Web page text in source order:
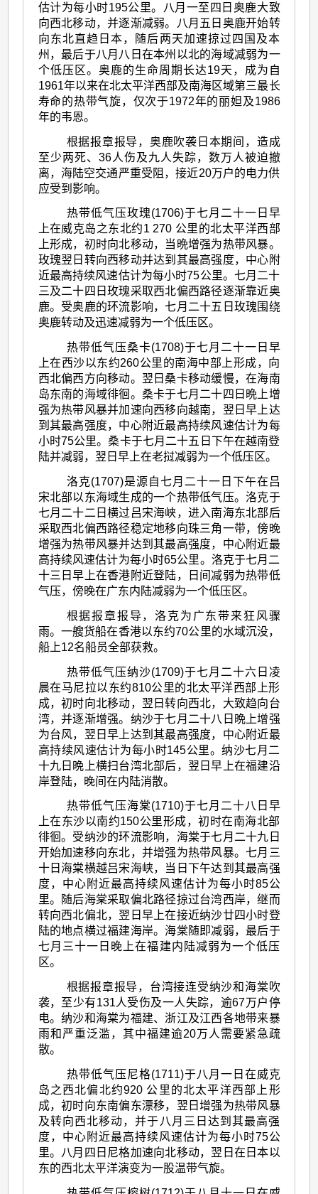
估计为每小时195公里。八月一至四日奥鹿大致
向西北移动，并逐渐减弱。八月五日奥鹿开始转
向东北直趋日本，随后两天加速掠过四国及本
州，最后于八月八日在本州以北的海域减弱为一
个低压区。奥鹿的生命周期长达19天，成为自
1961年以来在北太平洋西部及南海区域第三最长
寿命的热带气旋，仅次于1972年的丽妲及1986
年的韦恩。
根据报章报导，奥鹿吹袭日本期间，造成
至少两死、36人伤及九人失踪，数万人被迫撤
离，海陆空交通严重受阻，接近20万户的电力供
应受到影响。
热带低气压玫瑰(1706)于七月二十一日早
上在威克岛之东北约1 270 公里的北太平洋西部
上形成，初时向北移动，当晩增强为热带风暴。
玫瑰翌日转向西移动并达到其最高强度，中心附
近最高持续风速估计为每小时75公里。七月二十
三及二十四日玫瑰采取西北偏西路径逐渐靠近奥
鹿。受奥鹿的环流影响，七月二十五日玫瑰围绕
奥鹿转动及迅速减弱为一个低压区。
热带低气压桑卡(1708)于七月二十一日早
上在西沙以东约260公里的南海中部上形成，向
西北偏西方向移动。翌日桑卡移动缓慢，在海南
岛东南的海域徘徊。桑卡于七月二十四日晩上增
强为热带风暴并加速向西移向越南，翌日早上达
到其最高强度，中心附近最高持续风速估计为每
小时75公里。桑卡于七月二十五日下午在越南登
陆并减弱，翌日早上在老挝减弱为一个低压区。
洛克(1707)是源自七月二十一日下午在吕
宋北部以东海域生成的一个热带低气压。洛克于
七月二十二日横过吕宋海峡，进入南海东北部后
采取西北偏西路径稳定地移向珠三角一带，傍晚
增强为热带风暴并达到其最高强度，中心附近最
高持续风速估计为每小时65公里。洛克于七月二
十三日早上在香港附近登陆，日间减弱为热带低
气压，傍晚在广东内陆减弱为一个低压区。
根据报章报导，洛克为广东带来狂风骤
雨。一艘货船在香港以东约70公里的水域沉没，
船上12名船员全部获救。
热带低气压纳沙(1709)于七月二十六日凌
晨在马尼拉以东约810公里的北太平洋西部上形
成，初时向北移动，翌日转向西北，大致趋向台
湾，并逐渐增强。纳沙于七月二十八日晩上增强
为台风，翌日早上达到其最高强度，中心附近最
高持续风速估计为每小时145公里。纳沙七月二
十九日晩上横扫台湾北部后，翌日早上在福建沿
岸登陆，晚间在内陆消散。
热带低气压海棠(1710)于七月二十八日早
上在东沙以南约150公里形成，初时在南海北部
徘徊。受纳沙的环流影响，海棠于七月二十九日
开始加速移向东北，并增强为热带风暴。七月三
十日海棠横越吕宋海峡，当日下午达到其最高强
度，中心附近最高持续风速估计为每小时85公
里。随后海棠采取偏北路径掠过台湾西岸，继而
转向西北偏北，翌日早上在接近纳沙廿四小时登
陆的地点横过福建海岸。海棠随即减弱，最后于
七月三十一日晚上在福建内陆减弱为一个低压
区。
根据报章报导，台湾接连受纳沙和海棠吹
袭，至少有131人受伤及一人失踪，逾67万户停
电。纳沙和海棠为福建、浙江及江西各地带来暴
雨和严重泛滥，其中福建逾20万人需要紧急疏
散。
热带低气压尼格(1711)于八月一日在威克
岛之西北偏北约920 公里的北太平洋西部上形
成，初时向东南偏东漂移，翌日增强为热带风暴
及转向西北移动，并于八月三日达到其最高强
度，中心附近最高持续风速估计为每小时75公
里。八月四日尼格加速向北移动，翌日在日本以
东的西北太平洋演变为一股温带气旋。